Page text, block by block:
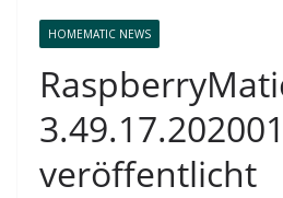
HOMEMATIC NEWS
veröffentlicht